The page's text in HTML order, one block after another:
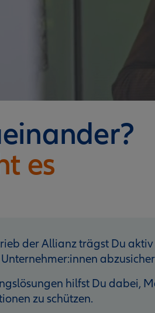
es
der Allianz trägst Du
hilfst Du dabei,
zu schützen.